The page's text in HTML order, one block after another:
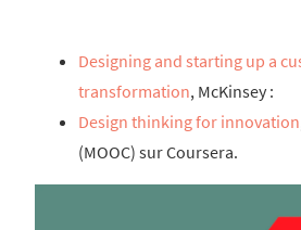
Designing and starting up a
transformation, McKinsey :
Design thinking for innovation
(MOOC) sur Coursera.